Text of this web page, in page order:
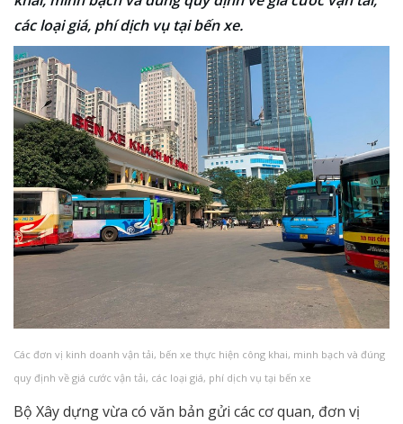
các loại giá, phí dịch vụ tại bến xe.
Các đơn vị kinh doanh vận tải, bến xe thực hiện công khai, minh bạch và đúng
quy định về giá cước vận tải, các loại giá, phí dịch vụ tại bến xe
Bộ Xây dựng vừa có văn bản gửi các cơ quan, đơn vị